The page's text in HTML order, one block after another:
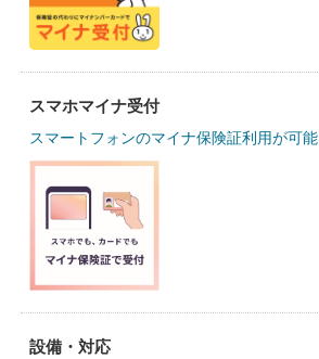
スマホマイナ受付
スマートフォンのマイナ保険証利用が可能
設備・対応